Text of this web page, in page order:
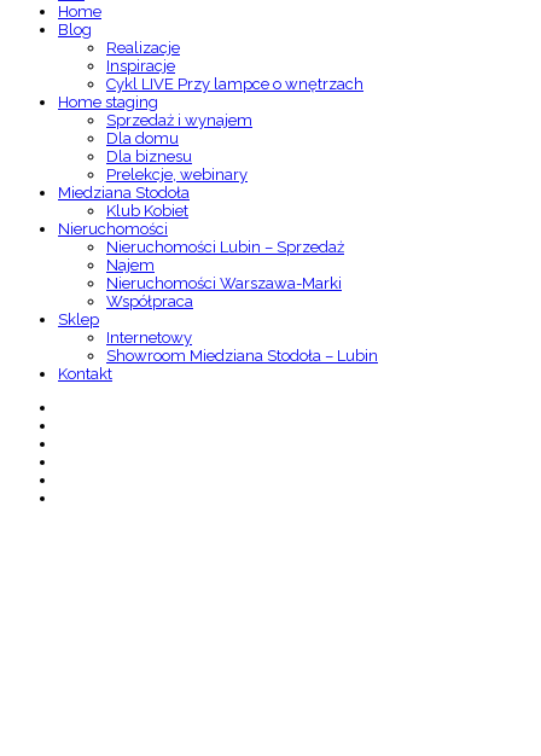
Home
Blog
Realizacje
Inspiracje
Cykl LIVE Przy lampce o wnętrzach
Home staging
Sprzedaż i wynajem
Dla domu
Dla biznesu
Prelekcje, webinary
Miedziana Stodoła
Klub Kobiet
Nieruchomości
Nieruchomości Lubin – Sprzedaż
Najem
Nieruchomości Warszawa-Marki
Współpraca
Sklep
Internetowy
Showroom Miedziana Stodoła – Lubin
Kontakt